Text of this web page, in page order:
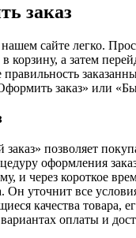
заказ
сайте легко.
корзину, а затем
правильность
заказ» или
позволяет
оформления
и через короткое
Он уточнит все
качества товара,
оплаты и